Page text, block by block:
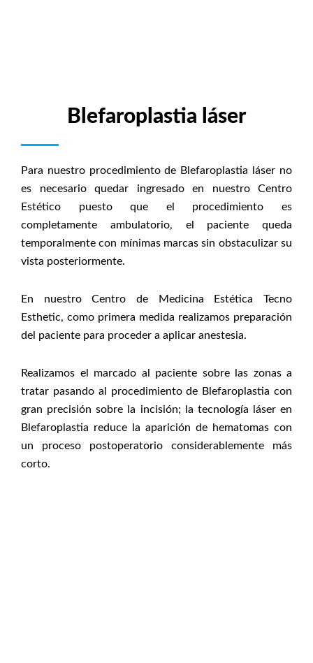
Blefaroplastia láser
Para nuestro procedimiento de Blefaroplastia láser no
es necesario quedar ingresado en nuestro Centro
Estético puesto que el procedimiento es
completamente ambulatorio, el paciente queda
temporalmente con mínimas marcas sin obstaculizar su
vista posteriormente.
En nuestro Centro de Medicina Estética Tecno
Esthetic, como primera medida realizamos preparación
del paciente para proceder a aplicar anestesia.
Realizamos el marcado al paciente sobre las zonas a
tratar pasando al procedimiento de Blefaroplastia con
gran precisión sobre la incisión; la tecnología láser en
Blefaroplastia reduce la aparición de hematomas con
un proceso postoperatorio considerablemente más
corto.